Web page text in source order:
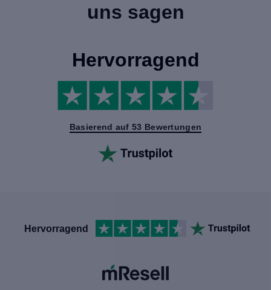
uns sagen
Hervorragend
Basierend auf 53 Bewertungen
Hervorragend